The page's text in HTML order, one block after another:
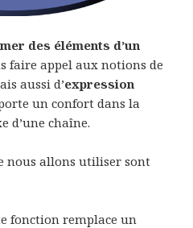
des éléments d’un
faire appel aux notions de
aussi d’expression
un confort dans la
d’une chaîne.
nous allons utiliser sont
fonction remplace un